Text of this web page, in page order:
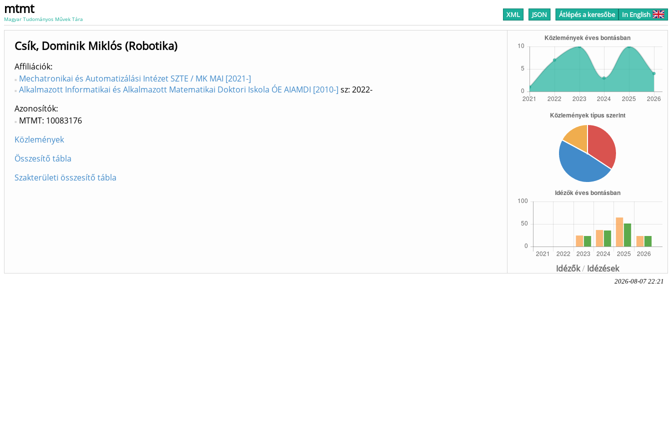
mtmt
Magyar Tudományos Művek Tára XML JSON Átlépés a keresőbe In English
Idézők/ Idézések
Csík, Dominik Miklós (Robotika)
Affiliációk
Mechatronikai és Automatizálási Intézet SZTE / MK MAI [2021-]
Alkalmazott Informatikai és Alkalmazott Matematikai Doktori Iskola ÓE AIAMDI [2010-] sz: 2022-
Azonosítók
MTMT: 10083176
Közlemények
Összesítő tábla
Szakterületi összesítő tábla
2026-08-07 22:21